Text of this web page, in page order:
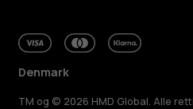
Denmark
TM og © 2026 HMD Global. Alle